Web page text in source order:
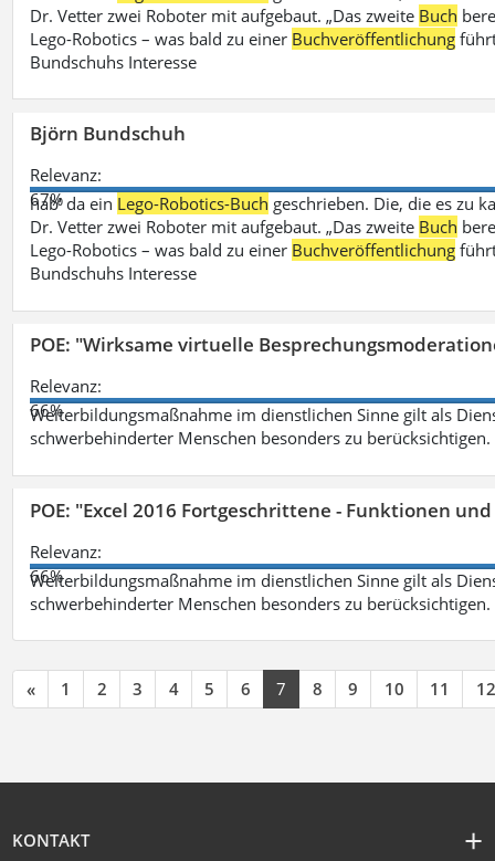
Dr. Vetter zwei Roboter mit aufgebaut. „Das zweite Buch
Lego-Robotics – was bald zu einer Buchveröffentlichung
Bundschuhs Interesse
Björn Bundschuh
Relevanz:
67%
hab‘ da ein Lego-Robotics-Buch geschrieben. Die, die es zu
Dr. Vetter zwei Roboter mit aufgebaut. „Das zweite Buch
Lego-Robotics – was bald zu einer Buchveröffentlichung
Bundschuhs Interesse
POE: "Wirksame virtuelle
Relevanz:
66%
Weiterbildungsmaßnahme im dienstlichen Sinne gilt als
schwerbehinderter Menschen besonders zu berücksichtigen.
POE: "Excel 2016 Fortgeschrittene - Funktionen
Relevanz:
66%
Weiterbildungsmaßnahme im dienstlichen Sinne gilt als
schwerbehinderter Menschen besonders zu berücksichtigen.
« 1 2 3 4 5 6 7 8 9 10 11 12
KONTAKT